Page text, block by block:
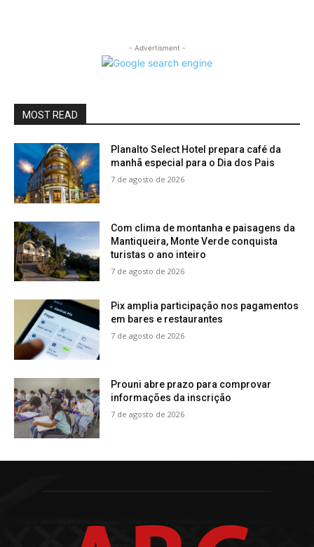
- Advertisment -
MOST READ
Planalto Select Hotel prepara café da
manhã especial para o Dia dos Pais
7 de agosto de 2026
Com clima de montanha e paisagens da
Mantiqueira, Monte Verde conquista
turistas o ano inteiro
7 de agosto de 2026
Pix amplia participação nos pagamentos
em bares e restaurantes
7 de agosto de 2026
Prouni abre prazo para comprovar
informações da inscrição
7 de agosto de 2026